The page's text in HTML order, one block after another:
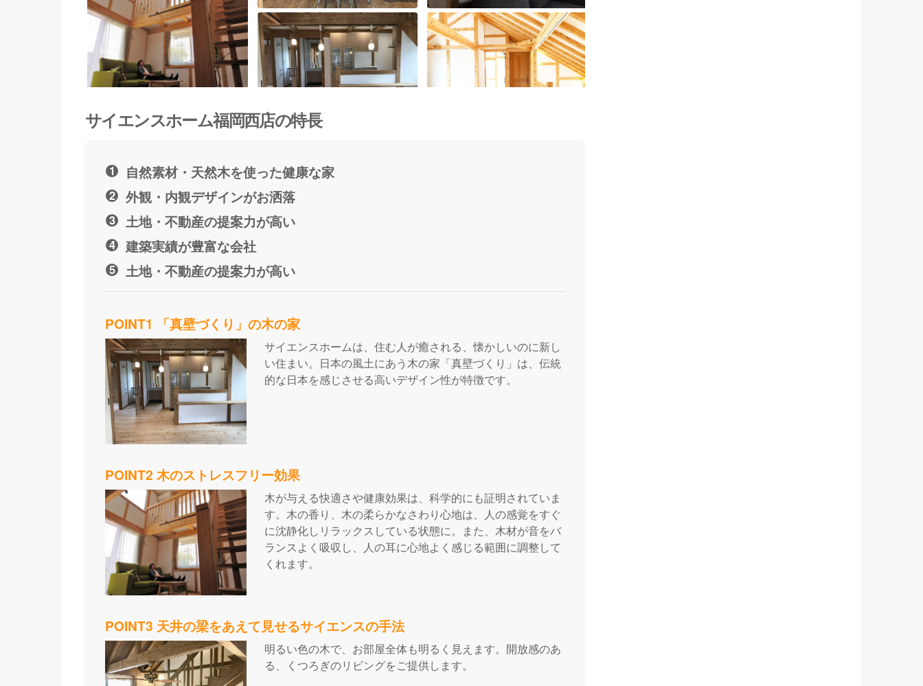
サイエンスホーム福岡西店の特長
自然素材・天然木を使った健康な家
外観・内観デザインがお洒落
土地・不動産の提案力が高い
建築実績が豊富な会社
土地・不動産の提案力が高い
POINT1 「真壁づくり」の木の家
サイエンスホームは、住む人が癒される、懐かしいのに新し
い住まい。日本の風土にあう木の家「真壁づくり」は、伝統
的な日本を感じさせる高いデザイン性が特徴です。
POINT2 木のストレスフリー効果
木が与える快適さや健康効果は、科学的にも証明されていま
す。木の香り、木の柔らかなさわり心地は、人の感覚をすぐ
に沈静化しリラックスしている状態に。また、木材が音をバ
ランスよく吸収し、人の耳に心地よく感じる範囲に調整して
くれます。
POINT3 天井の梁をあえて見せるサイエンスの手法
明るい色の木で、お部屋全体も明るく見えます。開放感のあ
る、くつろぎのリビングをご提供します。